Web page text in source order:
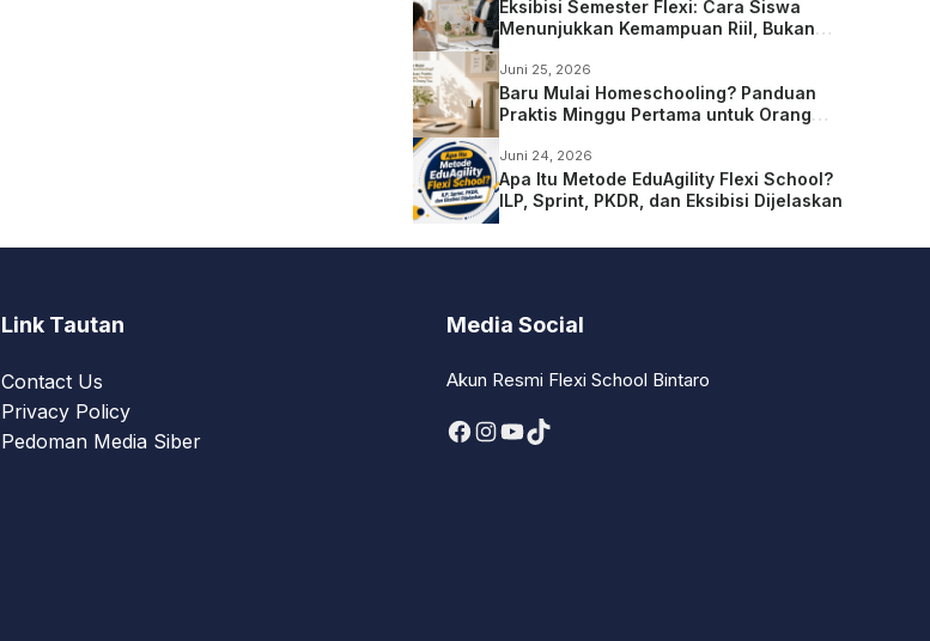
Eksibisi Semester Flexi: Cara Siswa
Menunjukkan Kemampuan Riil, Bukan
Juni 25, 2026
Baru Mulai Homeschooling? Panduan
Praktis Minggu Pertama untuk Orang
Juni 24, 2026
Apa Itu Metode EduAgility Flexi School?
ILP, Sprint, PKDR, dan Eksibisi Dijelaskan
Link Tautan
Contact Us
Privacy Policy
Pedoman Media Siber
Media Social
Akun Resmi Flexi School Bintaro
Facebook
Instagram
YouTube
TikTok